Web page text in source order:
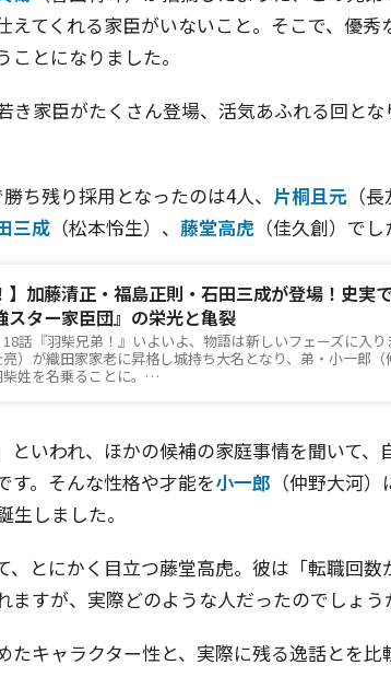
えてくれる家臣がいないこと。そこで、優秀
ことになりました。
き家臣がたくさん登場、活気あふれる回とな
ち残り採用となったのは4人、 片桐且元 （
三成 （松本怜生）、 藤堂高虎 （佳久創）でし
】加藤清正・福島正則・石田三成が登場！史実
スター家臣団』の栄光と亀裂
18話『羽柴兄弟！』いよいよ、物語は新しいフェーズに入り
）が織田家家老に昇格し城持ち大名となり、弟・小一郎（
姓を名乗ることに。…
いわれ、ほかの候補の家庭事情を聞いて、
す。そんな性格や才能を小一郎 （仲野大河
生しました。
、とにかく目立つ藤堂高虎。彼は「転職回数
すが、実際どのような人だったのでしょう
たキャラクター性と、実際に残る逸話とを比